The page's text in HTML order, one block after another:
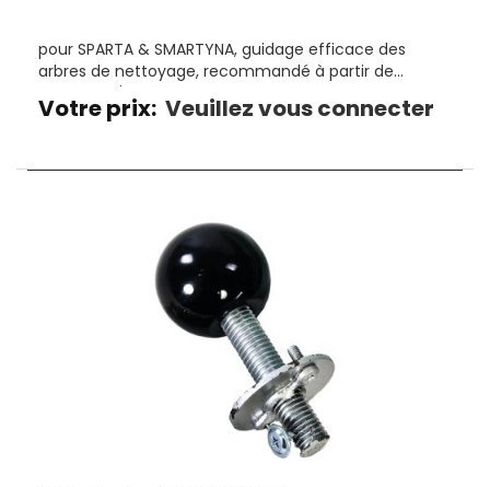
pour SPARTA & SMARTYNA, guidage efficace des
arbres de nettoyage, recommandé à partir de
conduits d'air de 500 mm
Votre prix: Veuillez vous connecter